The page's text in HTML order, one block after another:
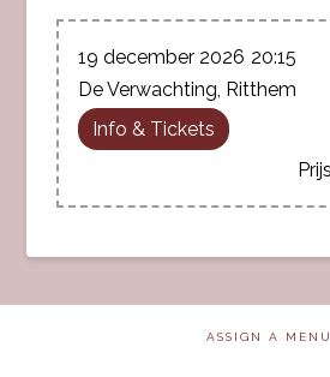
19 december 2026 20:15
De Verwachting, Ritthem
Info & Tickets
ASSIGN A MENU